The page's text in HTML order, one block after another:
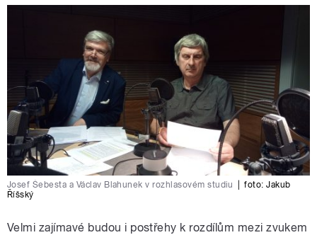
Josef Šebesta a Václav Blahunek v rozhlasovém studiu foto:Jakub
Říšský
Velmi zajímavé budou i postřehy k rozdílům mezi zvukem